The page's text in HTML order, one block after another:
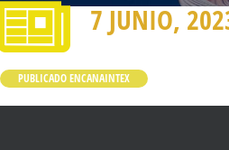
7 JUNIO,
PUBLICADO ENCANAINTEX